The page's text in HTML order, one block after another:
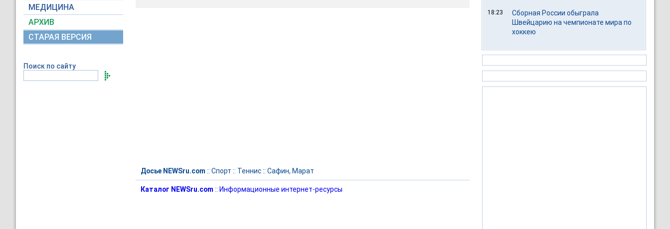
МЕДИЦИНА
АРХИВ
СТАРАЯ ВЕРСИЯ
Поиск по сайту
Досье NEWSru.com :: Спорт :: Теннис:: Сафин, Марат
Каталог NEWSru.com :: Информационные интернет-ресурсы
18:23
Сборная России обыграла
Швейцарию на чемпионате мира по
хоккею